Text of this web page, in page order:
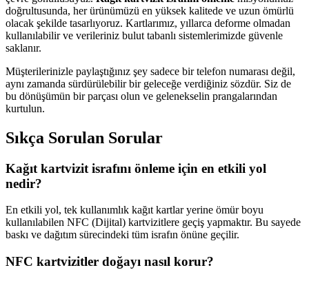
doğrultusunda, her ürünümüzü en yüksek kalitede ve uzun ömürlü
olacak şekilde tasarlıyoruz. Kartlarımız, yıllarca deforme olmadan
kullanılabilir ve verileriniz bulut tabanlı sistemlerimizde güvenle
saklanır.
Müşterilerinizle paylaştığınız şey sadece bir telefon numarası değil,
aynı zamanda sürdürülebilir bir geleceğe verdiğiniz sözdür. Siz de
bu dönüşümün bir parçası olun ve gelenekselin prangalarından
kurtulun.
Sıkça Sorulan Sorular
Kağıt kartvizit israfını önleme için en etkili yol
nedir?
En etkili yol, tek kullanımlık kağıt kartlar yerine ömür boyu
kullanılabilen NFC (Dijital) kartvizitlere geçiş yapmaktır. Bu sayede
baskı ve dağıtım sürecindeki tüm israfın önüne geçilir.
NFC kartvizitler doğayı nasıl korur?